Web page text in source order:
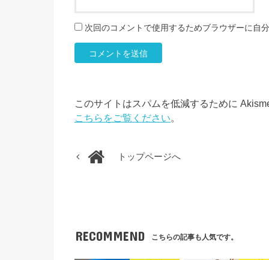
次回のコメントで使用するためブラウザーに自
このサイトはスパムを低減するために
こちらをご覧ください。
トップページへ
RECOMMEND こちらの記事も人気です。